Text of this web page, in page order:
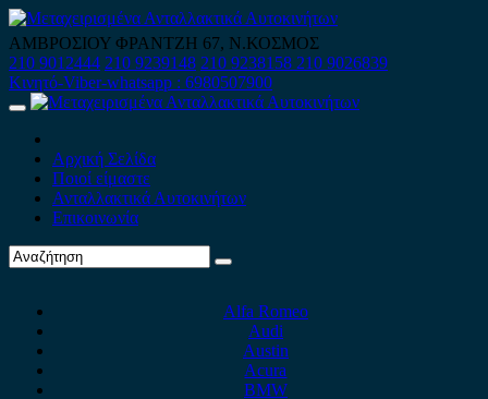
Skip
to
content
ΑΜΒΡΟΣΙΟΥ ΦΡΑΝΤΖΗ 67, Ν.ΚΟΣΜΟΣ
210 9012444 210 9239148 210 9238158 210 9026839
Κινητό-Viber-whatsapp : 6980507900
Primary
Αρχική Σελίδα
Ποιοί είμαστε
Ανταλλακτικά Αυτοκινήτων
Επικοινωνία
Alfa Romeo
Audi
Austin
Acura
BMW